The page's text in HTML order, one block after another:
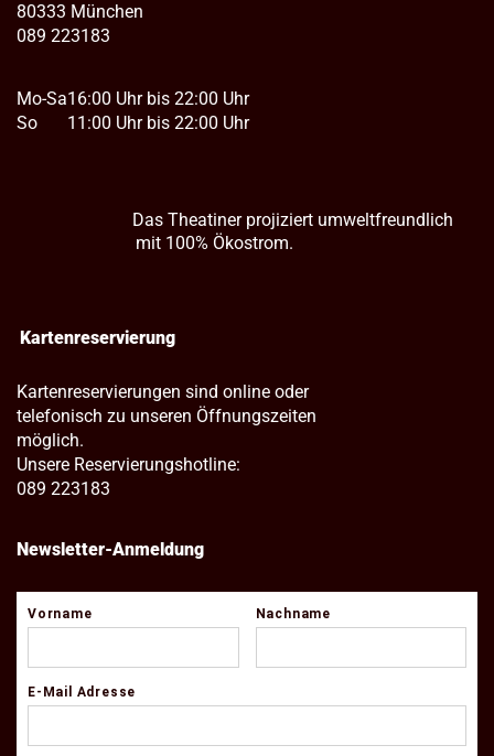
80333 München
089 223183
Mo-Sa
So
16:00 Uhr bis 22:00 Uhr
11:00 Uhr bis 22:00 Uhr
Das Theatiner projiziert umweltfreundlich
mit 100% Ökostrom.
Kartenreservierung
Kartenreservierungen sind online oder
telefonisch zu unseren Öffnungszeiten
möglich.
Unsere Reservierungshotline:
089 223183
Newsletter-Anmeldung